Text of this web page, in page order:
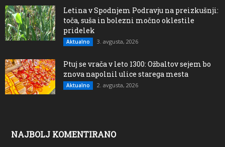
Letina v Spodnjem Podravju na preizkušnji:
toča, suša in bolezni močno oklestile
pridelek
Aktualno 3. avgusta, 2026
Ptuj se vrača v leto 1300: Ožbaltov sejem bo
znova napolnil ulice starega mesta
Aktualno 2. avgusta, 2026
NAJBOLJ KOMENTIRANO